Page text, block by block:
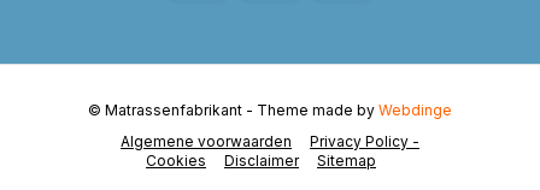
Algemene voorwaarden
Privacy Policy -
Cookies
Disclaimer Sitemap
© Matrassenfabrikant - Theme made by Webdinge